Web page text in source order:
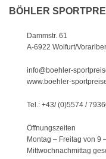
BÖHLER
Dammstr. 61
A-6922 Wolfurt/
info@boehler-
www.boehler-
Tel.: +43/ (0)5574 /
Öffnungszeiten
Montag – Freitag von 9
Mittwochnachmittag